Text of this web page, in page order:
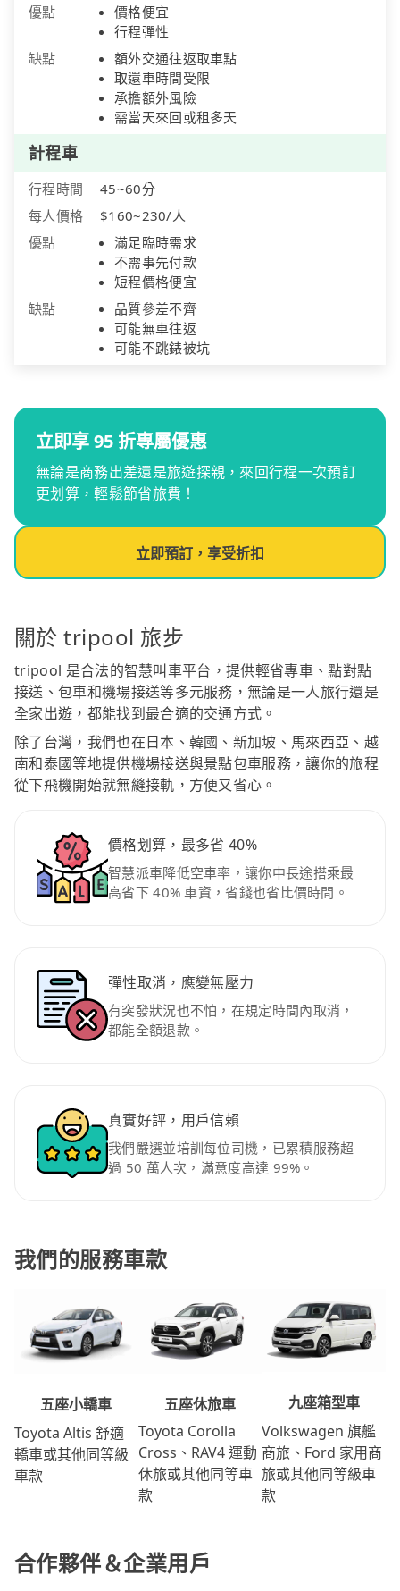
優點
價格便宜
行程彈性
缺點
額外交通往返取車點
取還車時間受限
承擔額外風險
需當天來回或租多天
計程車
行程時間
45~60分
每人價格
$160~230/人
優點
滿足臨時需求
不需事先付款
短程價格便宜
缺點
品質參差不齊
可能無車往返
可能不跳錶被坑
立即享 95 折專屬優惠
無論是商務出差還是旅遊探親，來回行程一次預訂
更划算，輕鬆節省旅費！
立即預訂，享受折扣
關於 tripool 旅步
tripool 是合法的智慧叫車平台，提供輕省專車、點對點
接送、包車和機場接送等多元服務，無論是一人旅行還是
全家出遊，都能找到最合適的交通方式。
除了台灣，我們也在日本、韓國、新加坡、馬來西亞、越
南和泰國等地提供機場接送與景點包車服務，讓你的旅程
從下飛機開始就無縫接軌，方便又省心。
價格划算，最多省 40%
智慧派車降低空車率，讓你中長途搭乘最
高省下 40% 車資，省錢也省比價時間。
彈性取消，應變無壓力
有突發狀況也不怕，在規定時間內取消，
都能全額退款。
真實好評，用戶信賴
我們嚴選並培訓每位司機，已累積服務超
過 50 萬人次，滿意度高達 99%。
我們的服務車款
五座小轎車
Toyota Altis 舒適
轎車或其他同等級
車款
五座休旅車
Toyota Corolla
Cross、RAV4 運動
休旅或其他同等車
款
九座箱型車
Volkswagen 旗艦
商旅、Ford 家用商
旅或其他同等級車
款
合作夥伴＆企業用戶